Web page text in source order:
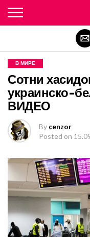
В МИРЕ
Сотни
украинско-
ВИДЕО
By cenzor
Posted on